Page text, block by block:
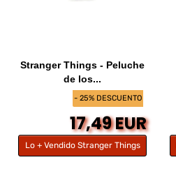
- 25% DESCUENTO
Stranger Things - Peluche
de los...
17,49 EUR
Lo + Vendido Stranger Things